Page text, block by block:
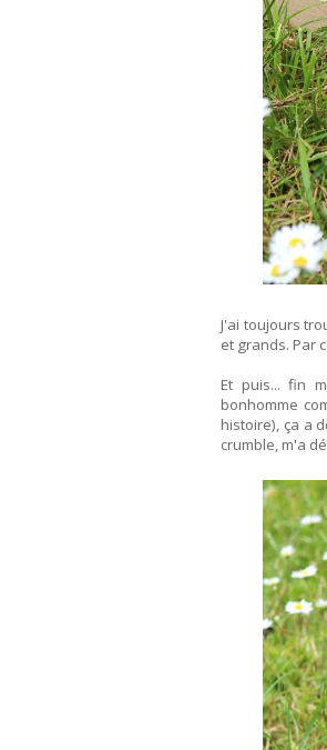
J'ai toujours
et grands. Par
Et puis... fin
bonhomme
histoire), ça a
crumble, m'a